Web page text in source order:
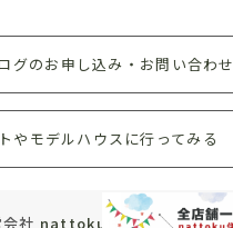
グのお申し込み・お問い合わせ
やモデルハウスに行ってみる
社 nattoku住宅株式会社